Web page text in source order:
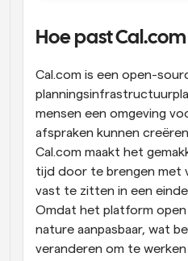
Hoe past
Cal.com is een open-
mensen een omgeving
afspraken kunnen
Cal.com maakt het
tijd door te brengen met
vast te zitten in een
Omdat het platform open
nature aanpasbaar, wat
veranderen om te